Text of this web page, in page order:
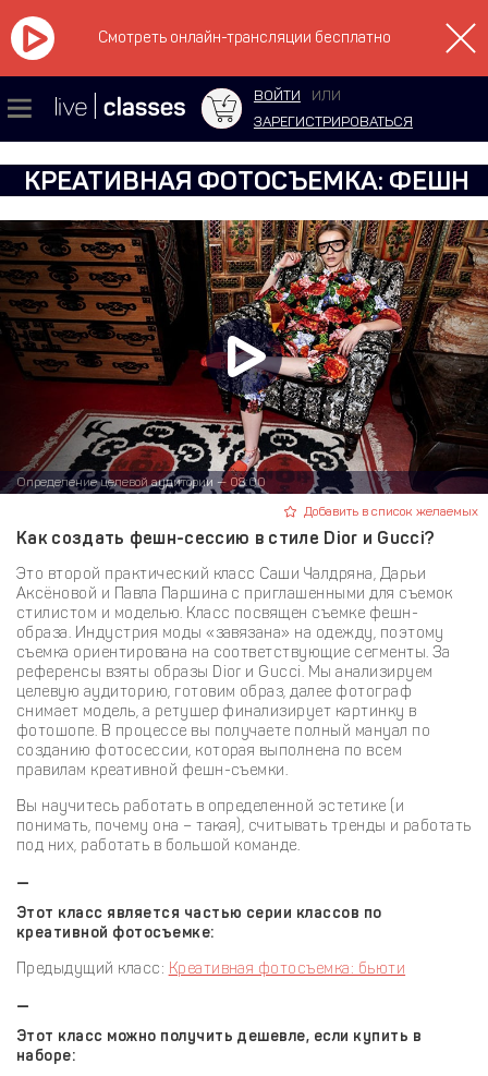
Смотреть онлайн-трансляции бесплатно
ВОЙТИ
ИЛИ
ЗАРЕГИСТРИРОВАТЬСЯ
КРЕАТИВНАЯ ФОТОСЪЕМКА: ФЕШН
Определение целевой аудитории — 08:00
Добавить в список желаемых
Как создать фешн-сессию в стиле Dior и Gucci?
Это второй практический класс Саши Чалдряна, Дарьи
Аксёновой и Павла Паршина с приглашенными для съемок
стилистом и моделью. Класс посвящен съемке фешн-
образа. Индустрия моды «завязана» на одежду, поэтому
съемка ориентирована на соответствующие сегменты. За
референсы взяты образы Dior и Gucci. Мы анализируем
целевую аудиторию, готовим образ, далее фотограф
снимает модель, а ретушер финализирует картинку в
фотошопе. В процессе вы получаете полный мануал по
созданию фотосессии, которая выполнена по всем
правилам креативной фешн-съемки.
Вы научитесь работать в определенной эстетике (и
понимать, почему она – такая), считывать тренды и работать
под них, работать в большой команде.
—
Этот класс является частью серии классов по
креативной фотосъемке:
Предыдущий класс: Креативная фотосъемка: бьюти
—
Этот класс можно получить дешевле, если купить в
наборе: